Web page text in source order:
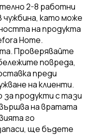
2-8 работни
чужбина, като може
на продукта
Home.
Проверявайте
повреда,
преди
на клиенти.
продукти с тази
на вратата
го
ще бъдете